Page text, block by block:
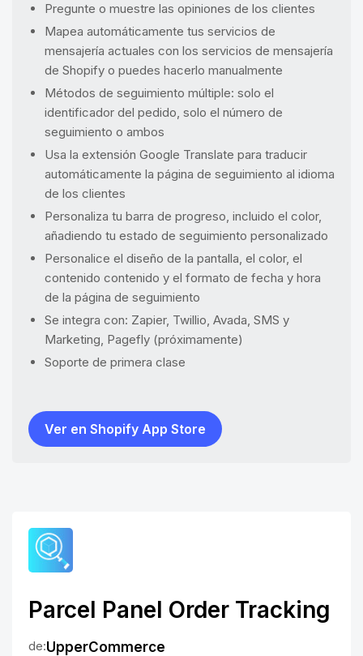
Pregunte o muestre las opiniones de los clientes
Mapea automáticamente tus servicios de
mensajería actuales con los servicios de mensajería
de Shopify o puedes hacerlo manualmente
Métodos de seguimiento múltiple: solo el
identificador del pedido, solo el número de
seguimiento o ambos
Usa la extensión Google Translate para traducir
automáticamente la página de seguimiento al idioma
de los clientes
Personaliza tu barra de progreso, incluido el color,
añadiendo tu estado de seguimiento personalizado
Personalice el diseño de la pantalla, el color, el
contenido contenido y el formato de fecha y hora
de la página de seguimiento
Se integra con: Zapier, Twillio, Avada, SMS y
Marketing, Pagefly (próximamente)
Soporte de primera clase
Ver en Shopify App Store
Parcel Panel Order Tracking
de:UpperCommerce